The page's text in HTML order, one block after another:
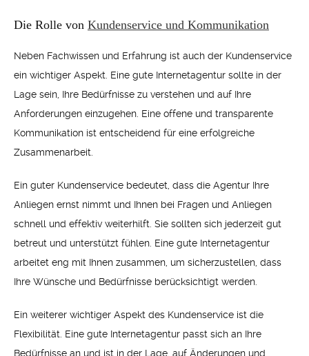
Die Rolle von Kundenservice und Kommunikation
Neben Fachwissen und Erfahrung ist auch der Kundenservice
ein wichtiger Aspekt. Eine gute Internetagentur sollte in der
Lage sein, Ihre Bedürfnisse zu verstehen und auf Ihre
Anforderungen einzugehen. Eine offene und transparente
Kommunikation ist entscheidend für eine erfolgreiche
Zusammenarbeit.
Ein guter Kundenservice bedeutet, dass die Agentur Ihre
Anliegen ernst nimmt und Ihnen bei Fragen und Anliegen
schnell und effektiv weiterhilft. Sie sollten sich jederzeit gut
betreut und unterstützt fühlen. Eine gute Internetagentur
arbeitet eng mit Ihnen zusammen, um sicherzustellen, dass
Ihre Wünsche und Bedürfnisse berücksichtigt werden.
Ein weiterer wichtiger Aspekt des Kundenservice ist die
Flexibilität. Eine gute Internetagentur passt sich an Ihre
Bedürfnisse an und ist in der Lage, auf Änderungen und